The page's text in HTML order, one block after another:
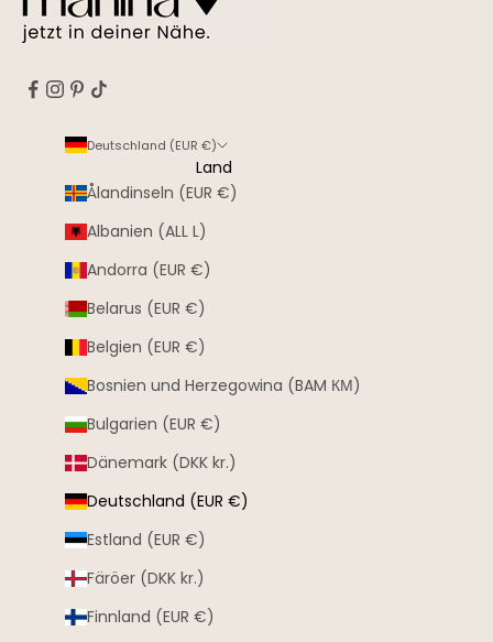
Deutschland (EUR €)
Land
Ålandinseln (EUR €)
Albanien (ALL L)
Andorra (EUR €)
Belarus (EUR €)
Belgien (EUR €)
Bosnien und Herzegowina (BAM КМ)
Bulgarien (EUR €)
Dänemark (DKK kr.)
Deutschland (EUR €)
Estland (EUR €)
Färöer (DKK kr.)
Finnland (EUR €)